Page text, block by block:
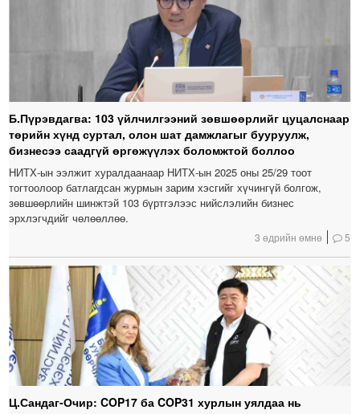
Б.Пүрэвдагва: 103 үйлчилгээний зөвшөөрлийг цуцалснаар
төрийн хүнд суртал, олон шат дамжлагыг бууруулж,
бизнесээ саадгүй өргөжүүлэх боломжтой боллоо
НИТХ-ын ээлжит хуралдаанаар НИТХ-ын 2025 оны 25/29 тоот
тогтоолоор батлагдсан журмын зарим хэсгийг хүчингүй болгож,
зөвшөөрлийн шинжтэй 103 бүртгэлээс нийслэлийн бизнес
эрхлэгчдийг чөлөөллөө.
3 өдрийн өмнө 5
Ц.Сандаг-Очир: COP17 ба COP31 хурлын уялдаа нь